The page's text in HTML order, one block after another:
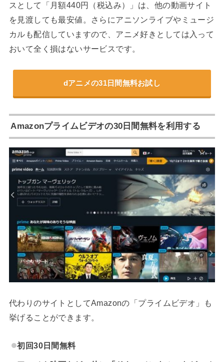
スとして「月額440円（税込み）」は、他の動画サイト
を見渡しても最安値。さらにアニソンライブやミュージ
カルも配信していますので、アニメ好きとしては入って
おいて全く損はないサービスです。
dアニメの31日間無料お試し
Amazonプライムビデオの30日間無料を利用する
代わりのサイトとしてAmazonの「プライムビデオ」も
挙げることができます。
初回30日間無料